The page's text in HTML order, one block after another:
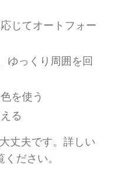
じてオートフォー
ゆっくり周囲を回
を使う
る
丈夫です。詳しい
ください。